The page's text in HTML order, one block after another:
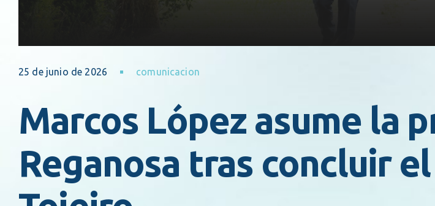
25 de junio de 2026 comunicacion
Marcos López asume la
Reganosa tras concluir